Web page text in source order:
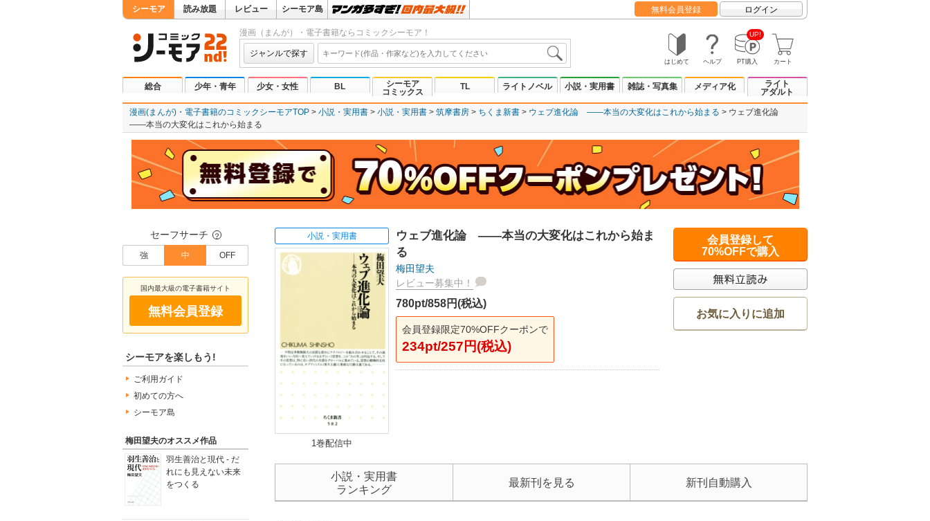
シーモア 読み放題 レビュー シーモア島 無料会員登録 ログイン
漫画（まんが）・電子書籍ならコミックシーモア！
ジャンルで探す
はじめて ヘルプ
UP!
PT購入 カート
総合 少年・青年 少女・女性 BL
シーモア
コミックス
TL ライトノベル 小説・実用書 雑誌・写真集 メディア化
ライト
アダルト
漫画(まんが)・電子書籍のコミックシーモアTOP 小説・実用書 小説・実用書 筑摩書房 ちくま新書 ウェブ進化論 ――本当の大変化はこれから始まる
ウェブ進化論
――本当の大変化はこれから始まる
セーフサーチ ？
強 中 OFF
国内最大級の電子書籍サイト
無料会員登録
シーモアを楽しもう!
ご利用ガイド
初めての方へ
シーモア島
梅田望夫のオススメ作品
羽生善治と現代 - だ
れにも見えない未来
をつくる
小説・実用書
1巻配信中
ウェブ進化論 ――本当の大変化はこれから始ま
る
梅田望夫
レビュー募集中！
780pt/858円(税込)
会員登録限定70%OFFクーポンで
234pt/257円(税込)
会員登録して
70%OFFで購入
お気に入りに追加
小説・実用書
ランキング
最新刊を見る 新刊自動購入